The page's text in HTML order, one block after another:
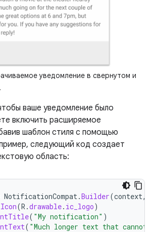
уведомление в свернутом и
ваше уведомление было
включить расширяемое
шаблон стиля с помощью
следующий код создает
область:
NotificationCompat.Builder(context,
(R .drawable. ic_logo)
( "My notification" )
( "Much longer text that